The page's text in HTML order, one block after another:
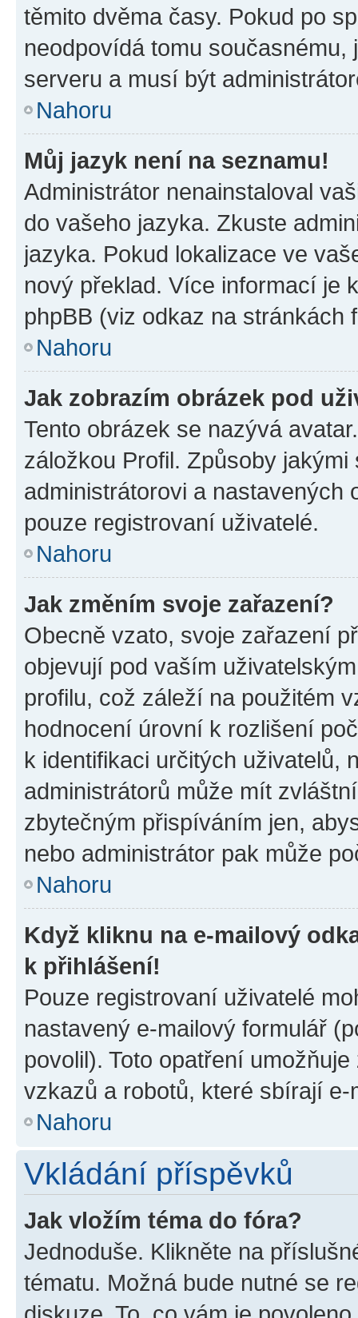
těmito dvěma časy. Pokud po
neodpovídá tomu
serveru a musí být
Nahoru
Můj jazyk není na seznamu!
Administrátor nenainstaloval
do vašeho jazyka. Zkuste
jazyka. Pokud lokalizace ve
nový překlad. Více informací je
phpBB (viz odkaz na stránkách
Nahoru
Jak zobrazím obrázek pod
Tento obrázek se nazývá
záložkou Profil. Způsoby
administrátorovi a nastavených
pouze registrovaní uživatelé.
Nahoru
Jak změním svoje zařazení?
Obecně vzato, svoje zařazení
objevují pod vaším
profilu, což záleží na použitém
hodnocení úrovní k rozlišení
k identifikaci určitých uživatelů,
administrátorů může mít
zbytečným přispíváním jen,
nebo administrátor pak může
Nahoru
Když kliknu na e-mailový
k přihlášení!
Pouze registrovaní uživatelé
nastavený e-mailový formulář
povolil). Toto opatření
vzkazů a robotů, které sbírají e-
Nahoru
Vkládání příspěvků
Jak vložím téma do fóra?
Jednoduše. Klikněte na
tématu. Možná bude nutné se